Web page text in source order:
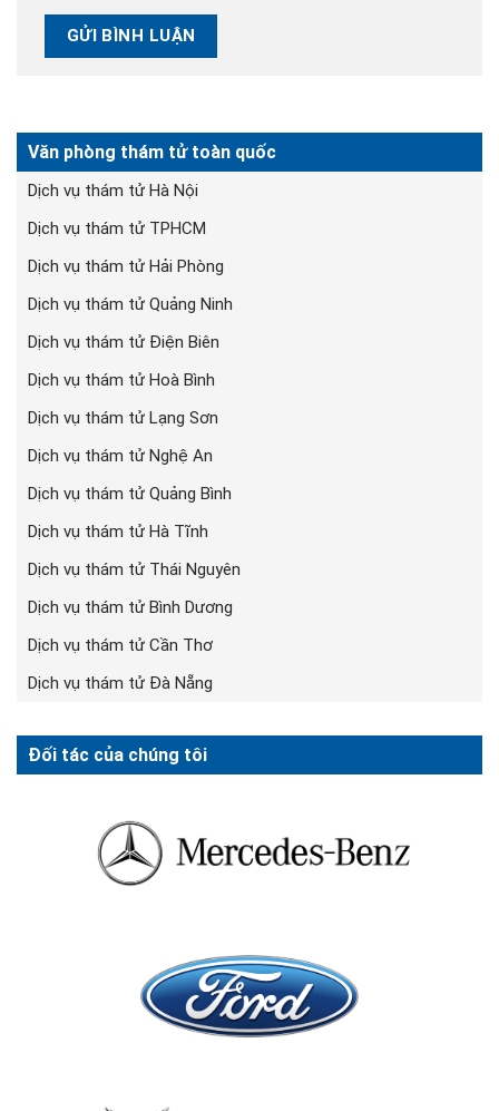
Văn phòng thám tử toàn quốc
Dịch vụ thám tử Hà Nội
Dịch vụ thám tử TPHCM
Dịch vụ thám tử Hải Phòng
Dịch vụ thám tử Quảng Ninh
Dịch vụ thám tử Điện Biên
Dịch vụ thám tử Hoà Bình
Dịch vụ thám tử Lạng Sơn
Dịch vụ thám tử Nghệ An
Dịch vụ thám tử Quảng Bình
Dịch vụ thám tử Hà Tĩnh
Dịch vụ thám tử Thái Nguyên
Dịch vụ thám tử Bình Dương
Dịch vụ thám tử Cần Thơ
Dịch vụ thám tử Đà Nẵng
Đối tác của chúng tôi